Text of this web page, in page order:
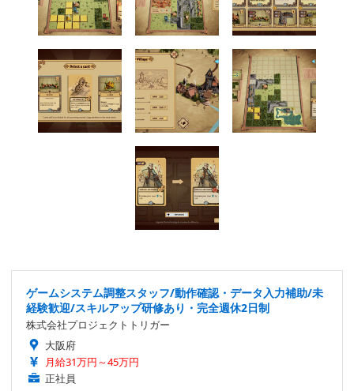
ゲームシステム調整スタッフ/動作確認・データ入力補助/未
経験歓迎/スキルアップ研修あり・完全週休2日制
株式会社プロジェクトトリガー
大阪府
月給31万円～45万円
正社員